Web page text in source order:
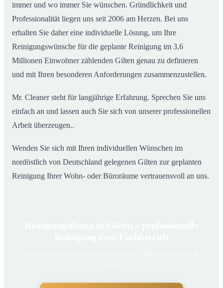
immer und wo immer Sie wünschen. Gründlichkeit und
Professionalität liegen uns seit 2006 am Herzen. Bei uns
erhalten Sie daher eine individuelle Lösung, um Ihre
Reinigungswünsche für die geplante Reinigung im 3,6
Millionen Einwohner zählenden Gilten genau zu definieren
und mit Ihren besonderen Anforderungen zusammenzustellen.
Mr. Cleaner steht für langjährige Erfahrung. Sprechen Sie uns
einfach an und lassen auch Sie sich von unserer professionellen
Arbeit überzeugen..
Wenden Sie sich mit Ihren individuellen Wünschen im
nordöstlich von Deutschland gelegenen Gilten zur geplanten
Reinigung Ihrer Wohn- oder Büroräume vertrauensvoll an uns.